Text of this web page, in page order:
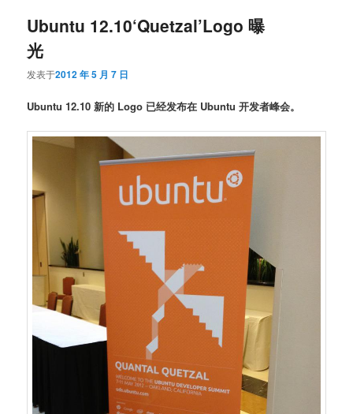
Ubuntu 12.10‘Quetzal’Logo 曝
光
发表于2012 年 5 月 7 日
Ubuntu 12.10 新的 Logo 已经发布在 Ubuntu 开发者峰会。